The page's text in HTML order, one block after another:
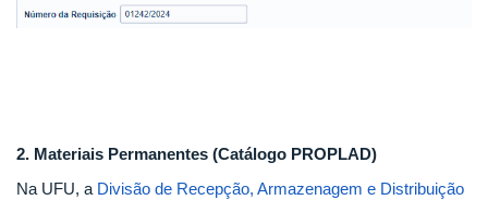
2. Materiais Permanentes (Catálogo PROPLAD)
Na UFU, a Divisão de Recepção, Armazenagem e Distribuição